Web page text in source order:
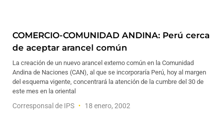
COMERCIO-COMUNIDAD ANDINA: Perú cerca
de aceptar arancel común
La creación de un nuevo arancel externo común en la Comunidad
Andina de Naciones (CAN), al que se incorporaría Perú, hoy al margen
del esquema vigente, concentrará la atención de la cumbre del 30 de
este mes en la oriental
Corresponsal de IPS 18 enero, 2002